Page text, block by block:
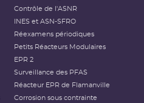
Contrôle de l'ASNR
INES et ASN-SFRO
Réexamens périodiques
Petits Réacteurs Modulaires
EPR 2
Surveillance des PFAS
Réacteur EPR de Flamanville
Corrosion sous contrainte